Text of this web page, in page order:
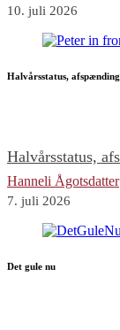
10. juli 2026
Halvårsstatus,
Halvårsstatus,
Hanneli Ågotsdatter
7. juli 2026
Det gule nu